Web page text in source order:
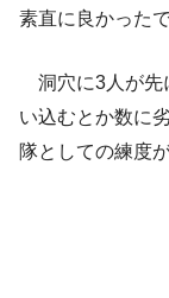
素直に良かったで
洞穴に3人が先
い込むとか数に
隊としての練度